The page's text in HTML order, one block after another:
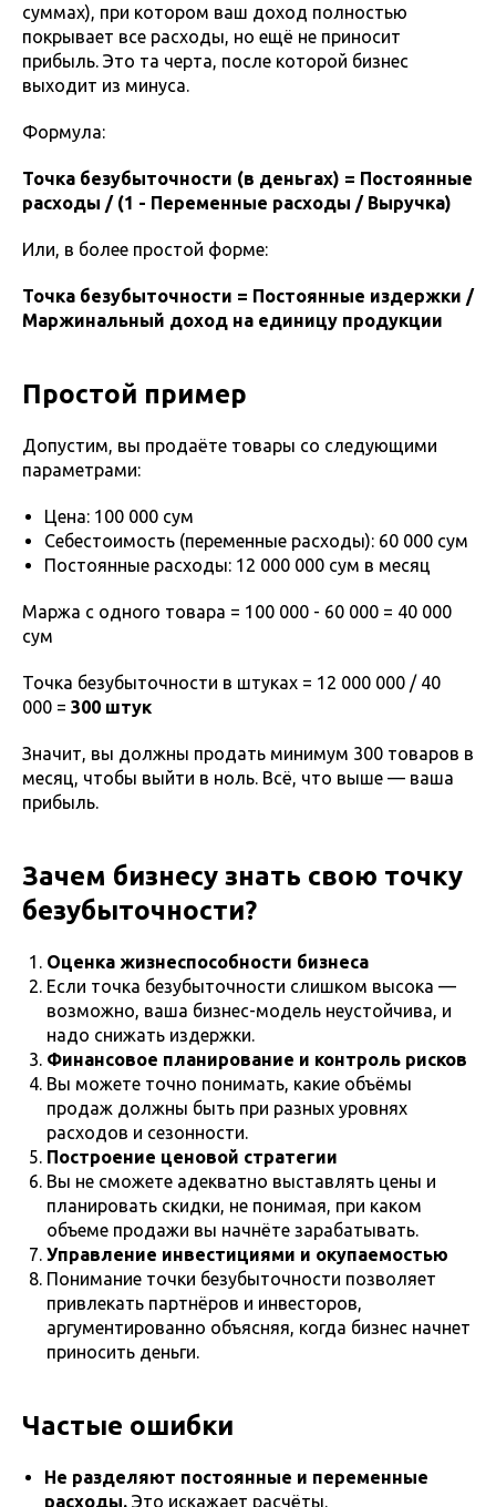
суммах), при котором ваш доход полностью
покрывает все расходы, но ещё не приносит
прибыль. Это та черта, после которой бизнес
выходит из минуса.
Формула:
Точка безубыточности (в деньгах) = Постоянные
расходы / (1 - Переменные расходы / Выручка)
Или, в более простой форме:
Точка безубыточности = Постоянные издержки /
Маржинальный доход на единицу продукции
Простой пример
Допустим, вы продаёте товары со следующими
параметрами:
Цена: 100 000 сум
Себестоимость (переменные расходы): 60 000 сум
Постоянные расходы: 12 000 000 сум в месяц
Маржа с одного товара = 100 000 - 60 000 = 40 000
сум
Точка безубыточности в штуках = 12 000 000 / 40
000 = 300 штук
Значит, вы должны продать минимум 300 товаров в
месяц, чтобы выйти в ноль. Всё, что выше — ваша
прибыль.
Зачем бизнесу знать свою точку
безубыточности?
Оценка жизнеспособности бизнеса
Если точка безубыточности слишком высока —
возможно, ваша бизнес-модель неустойчива, и
надо снижать издержки.
Финансовое планирование и контроль рисков
Вы можете точно понимать, какие объёмы
продаж должны быть при разных уровнях
расходов и сезонности.
Построение ценовой стратегии
Вы не сможете адекватно выставлять цены и
планировать скидки, не понимая, при каком
объеме продажи вы начнёте зарабатывать.
Управление инвестициями и окупаемостью
Понимание точки безубыточности позволяет
привлекать партнёров и инвесторов,
аргументированно объясняя, когда бизнес начнет
приносить деньги.
Частые ошибки
Не разделяют постоянные и переменные
расходы. Это искажает расчёты.